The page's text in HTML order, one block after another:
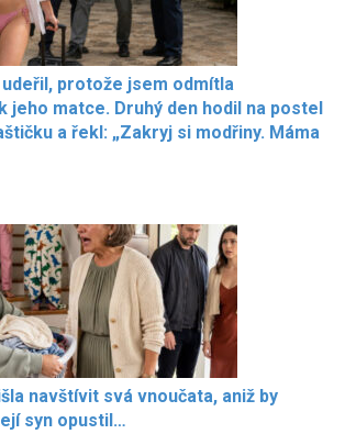
udeřil, protože jsem odmítla
jeho matce. Druhý den hodil na postel
a řekl: „Zakryj si modřiny. Máma
navštívit svá vnoučata, aniž by
syn opustil…